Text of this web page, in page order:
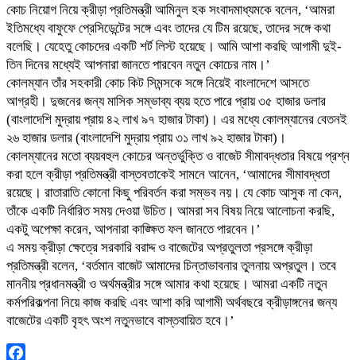
কোচ নিয়োগ নিয়ে ক্রীড়া প্রতিমন্ত্রী আমিনুল হক সংবাদমাধ্যমকে বলেন, ‘আমরা
ইতিমধ্যে বাফুফে প্রেসিডেন্টের সঙ্গে এবং তাদের যে টিম রয়েছে, তাদের সঙ্গে কথা
বলেছি। যেহেতু কোচদের একটি শর্ট লিস্ট হয়েছে। আমি আশা করছি আগামী দুই-
তিন দিনের মধ্যেই আপনারা জানতে পারবেন নতুন কোচের নাম।’
‎কোলম্যান তাঁর সহকারী কোচ কিট সিমন্সকে সঙ্গে নিয়েই বাংলাদেশে আসতে
আগ্রহী। দুজনের জন্য মাসিক সম্ভাব্য ব্যয় হতে পারে প্রায় ৩৫ হাজার ডলার
(বাংলাদেশি মুদ্রায় প্রায় ৪২ লাখ ৯৭ হাজার টাকা)। এর মধ্যে কোলম্যানের বেতনই
২৬ হাজার ডলার (বাংলাদেশি মুদ্রায় প্রায় ৩১ লাখ ৯২ হাজার টাকা)।
কোলম্যানের মতো ব্যয়বহুল কোচের অন্তর্ভুক্তি ও বাজেট সীমাবদ্ধতার বিষয়ে প্রশ্ন
করা হলে ক্রীড়া প্রতিমন্ত্রী বাস্তবতাকেই সামনে আনেন, ‘আমাদের সীমাবদ্ধতা
রয়েছে। রাতারাতি কোনো কিছু পরিবর্তন করা সম্ভব নয়। যে কোচ আসুক না কেন,
তাঁকে একটি নির্ধারিত সময় দেওয়া উচিত। আমরা সব বিষয় নিয়ে আলোচনা করছি,
একটু অপেক্ষা করেন, আপনারা কাঙ্ক্ষিত ফল জানতে পারবেন।’
‎‎এ সময় ক্রীড়া ক্ষেত্রে সরকারি বরাদ্দ ও বাজেটের অপ্রতুলতা প্রসঙ্গে ক্রীড়া
প্রতিমন্ত্রী বলেন, ‘বর্তমান বাজেট আমাদের চিন্তাভাবনার তুলনায় অপ্রতুল। তবে
মাননীয় প্রধানমন্ত্রী ও অর্থমন্ত্রীর সঙ্গে আমার কথা হয়েছে। আমরা একটি নতুন
কর্মপরিকল্পনা নিয়ে কাজ করছি এবং আশা করি আগামী অর্থবছরে ক্রীড়াঙ্গনের জন্য
বাজেটের একটি বৃহৎ অংশ নতুনভাবে বাস্তবায়িত হবে।’